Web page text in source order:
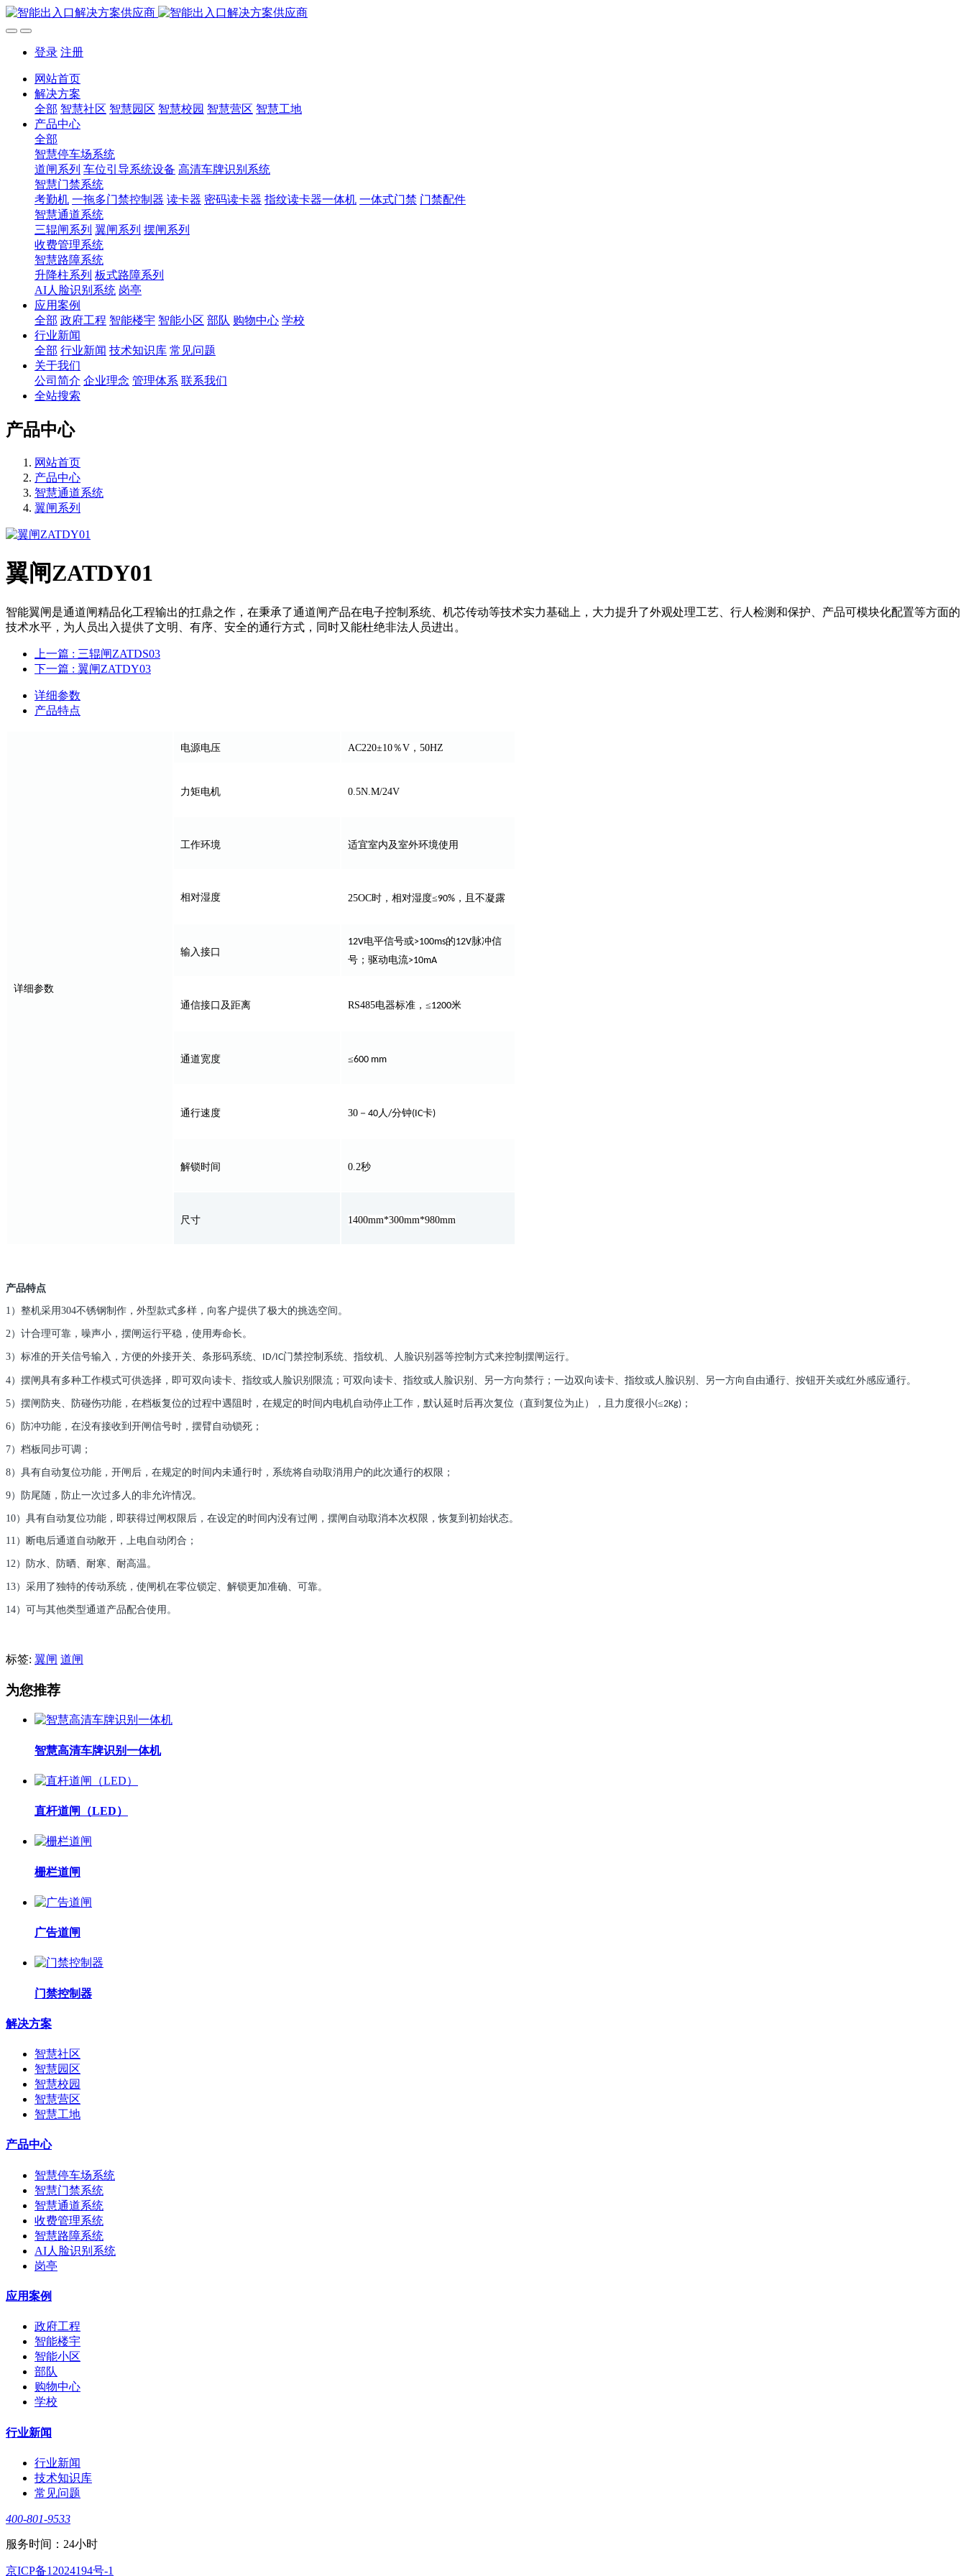
登录 注册
网站首页
解决方案
全部 智慧社区 智慧园区 智慧校园 智慧营区 智慧工地
产品中心
全部
智慧停车场系统
道闸系列 车位引导系统设备 高清车牌识别系统
智慧门禁系统
考勤机 一拖多门禁控制器 读卡器 密码读卡器 指纹读卡器一体机 一体式门禁 门禁配件
智慧通道系统
三辊闸系列 翼闸系列 摆闸系列
收费管理系统
智慧路障系统
升降柱系列 板式路障系列
AI人脸识别系统 岗亭
应用案例
全部 政府工程 智能楼宇 智能小区 部队 购物中心 学校
行业新闻
全部 行业新闻 技术知识库 常见问题
关于我们
公司简介 企业理念 管理体系 联系我们
全站搜索
产品中心
网站首页
产品中心
智慧通道系统
翼闸系列
翼闸ZATDY01
智能翼闸是通道闸精品化工程输出的扛鼎之作，在秉承了通道闸产品在电子控制系统、机芯传动等技术实力基础上，大力提升了外观处理工艺、行人检测和保护、产品可模块化配置等方面的
技术水平，为人员出入提供了文明、有序、安全的通行方式，同时又能杜绝非法人员进出。
上一篇 : 三辊闸ZATDS03
下一篇 : 翼闸ZATDY03
详细参数
产品特点
详细参数
电源电压 AC220±10％V，50HZ
力矩电机 0.5N.M/24V
工作环境 适宜室内及室外环境使用
相对湿度 25OC时，相对湿度≤90% ，且不凝露
输入接口
12V电平信号或>100ms的12V脉冲信
号；驱动电流>10mA
通信接口及距离 RS485电器标准，≤1200米
通道宽度 ≤600 mm
通行速度 30 －40 人/分钟(IC卡)
解锁时间 0.2秒
尺寸 1400mm*300mm*980mm
产品特点
1） 整机采用304不锈钢制作，外型款式多样，向客户提供了极大的挑选空间。
2） 计合理可靠，噪声小，摆闸运行平稳，使用寿命长。
3） 标准的开关信号输入，方便的外接开关、条形码系统、 ID/IC门禁控制系统、指纹机、人脸识别器等控制方式来控制摆闸运行。
4） 摆闸具有多种工作模式可供选择，即可双向读卡、指纹或人脸识别限流；可双向读卡、指纹或人脸识别、另一方向禁行；一边双向读卡、指纹或人脸识别、另一方向自由通行、按钮开关或红外感应通行。
5） 摆闸防夹、防碰伤功能，在档板复位的过程中遇阻时，在规定的时间内电机自动停止工作，默认延时后再次复位（直到复位为止），且力度很小(≤2Kg) ；
6） 防冲功能，在没有接收到开闸信号时，摆臂自动锁死；
7） 档板同步可调；
8） 具有自动复位功能，开闸后，在规定的时间内未通行时，系统将自动取消用户的此次通行的权限；
9） 防尾随，防止一次过多人的非允许情况。
10） 具有自动复位功能，即获得过闸权限后，在设定的时间内没有过闸，摆闸自动取消本次权限，恢复到初始状态。
11） 断电后通道自动敞开，上电自动闭合；
12） 防水、防晒、耐寒、耐高温。
13） 采用了独特的传动系统，使闸机在零位锁定、解锁更加准确、可靠。
14） 可与其他类型通道产品配合使用。
标签: 翼闸 道闸
为您推荐
智慧高清车牌识别一体机
直杆道闸（LED）
栅栏道闸
广告道闸
门禁控制器
解决方案
智慧社区
智慧园区
智慧校园
智慧营区
智慧工地
产品中心
智慧停车场系统
智慧门禁系统
智慧通道系统
收费管理系统
智慧路障系统
AI人脸识别系统
岗亭
应用案例
政府工程
智能楼宇
智能小区
部队
购物中心
学校
行业新闻
行业新闻
技术知识库
常见问题
400-801-9533
服务时间：24小时
京ICP备12024194号-1